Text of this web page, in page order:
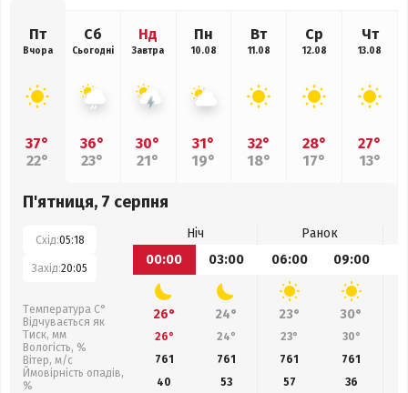
Пт
Вчора
37°
22°
Сб
Сьогодні
36°
23°
Нд
Завтра
30°
21°
Пн
10.08
31°
19°
Вт
11.08
32°
18°
Ср
12.08
28°
17°
Чт
13.08
27°
13°
П'ятниця, 7 серпня
Схід:05:18
Захід:20:05
Температура С°
Відчувається як
Тиск, мм
Вологість, %
Вітер, м/с
Ймовірність опадів,
%
Ніч
Ранок
00:00
03:00 06:00 09:00
26° 24° 23° 30°
26° 24° 23° 30°
761
761 761 761
40
53 57 36